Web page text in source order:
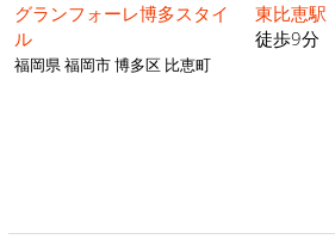
グランフォーレ博多スタイ
ル
福岡県 福岡市 博多区 比恵町
東比恵駅
徒歩9分